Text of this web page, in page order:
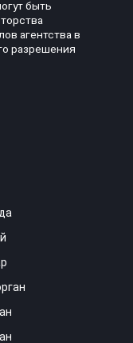
быть
агентства в
разрешения